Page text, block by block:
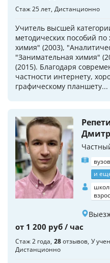
Стаж 25 лет Дистанционно
Учитель высшей
методических пособий
химия" (2003),
"Занимательная химия"
(2015). Благодаря
частности интернету,
графическому планшету...
и
от 1 200 руб / час
Стаж 2 года 28отзывов У
Дистанционно